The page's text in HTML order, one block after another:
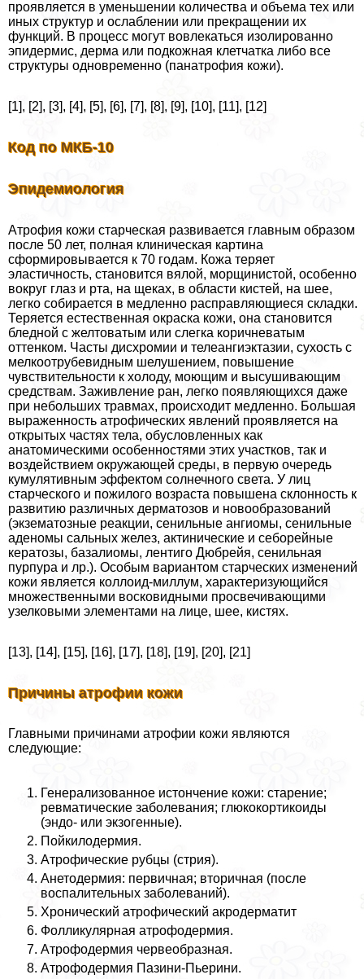
проявляется в уменьшении количества и объема тех или
иных структур и ослаблении или прекращении их
функций. В процесс могут вовлекаться изолированно
эпидермис, дерма или подкожная клетчатка либо все
структуры одновременно (панатрофия кожи).
[1], [2], [3], [4], [5], [6], [7], [8], [9], [10], [11], [12]
Код по МКБ-10
Эпидемиология
Атрофия кожи старческая развивается главным образом
после 50 лет, полная клиническая картина
сформировывается к 70 годам. Кожа теряет
эластичность, становится вялой, морщинистой, особенно
вокруг глаз и рта, на щеках, в области кистей, на шее,
легко собирается в медленно расправляющиеся складки.
Теряется естественная окраска кожи, она становится
бледной с желтоватым или слегка коричневатым
оттенком. Часты дисхромии и телеангиэктазии, сухость с
мелкоотрубевидным шелушением, повышение
чувствительности к холоду, моющим и высушивающим
средствам. Заживление ран, легко появляющихся даже
при небольших травмах, происходит медленно. Большая
выраженность атрофических явлений проявляется на
открытых частях тела, обусловленных как
анатомическими особенностями этих участков, так и
воздействием окружающей среды, в первую очередь
кумулятивным эффектом солнечного света. У лиц
старческого и пожилого возраста повышена склонность к
развитию различных дерматозов и новообразований
(экзематозные реакции, сенильные ангиомы, сенильные
аденомы сальных желез, актинические и себорейные
кератозы, базалиомы, лентиго Дюбрейя, сенильная
пурпура и лр.). Особым вариантом старческих изменений
кожи является коллоид-миллум, хаpaктеризующийся
множественными восковидными просвечивающими
узелковыми элементами на лице, шее, кистях.
[13], [14], [15], [16], [17], [18], [19], [20], [21]
Причины атрофии кожи
Главными причинами атрофии кожи являются
следующие:
Генерализованное истончение кожи: старение;
ревматические заболевания; глюкокортикоиды
(эндо- или экзогенные).
Пойкилодермия.
Атрофические рубцы (стрия).
Анетодермия: первичная; вторичная (после
воспалительных заболеваний).
Хронический атрофический акродерматит
Фолликулярная атрофодермия.
Атрофодермия червеобразная.
Атрофодермия Пазини-Пьерини.